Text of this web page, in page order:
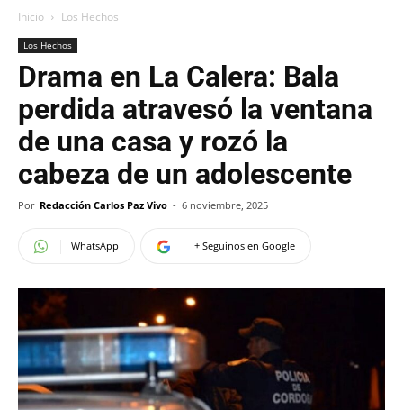
Inicio Los Hechos
Los Hechos
Drama en La Calera: Bala
perdida atravesó la ventana
de una casa y rozó la
cabeza de un adolescente
Por Redacción Carlos Paz Vivo - 6 noviembre, 2025
WhatsApp + Seguinos en Google